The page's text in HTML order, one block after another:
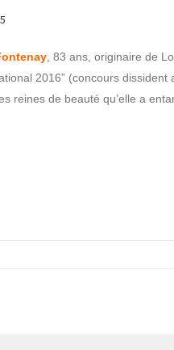
, 83 ans, originaire de
2016” (concours
reines de beauté qu’elle a